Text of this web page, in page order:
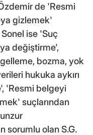
de 'Resmi
gizlemek'
ise 'Suç
değiştirme',
bozma, yok
hukuka aykırı
'Resmi belgeyi
suçlarından
sorumlu olan S.G.